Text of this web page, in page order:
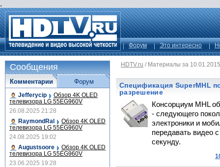
.
Форум Это интересно
HDTV.ru / Материалы за 10.01.2015
Спецификация SuperMHL
разрешение
Консорциум MHL
- следующего
электроники и
передавать видео
секунду.
Сообщения
Комментарии
Jefferycip Обзор 4K OLED
телевизора LG 55EG960V
26.08.2025 21:28
RaymondRal
Обзор 4K OLED
телевизора LG 55EG960V
24.08.2025 19:02
Augustsoore
Обзор 4K OLED
телевизора LG 55EG960V
23.06.2025 19:28
Форум